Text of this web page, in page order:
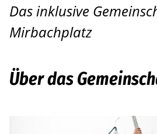
Pankow
Bildungsinstitut
Das inklusive
Mirbachplatz
Über das